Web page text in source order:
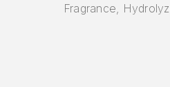
Fragrance,